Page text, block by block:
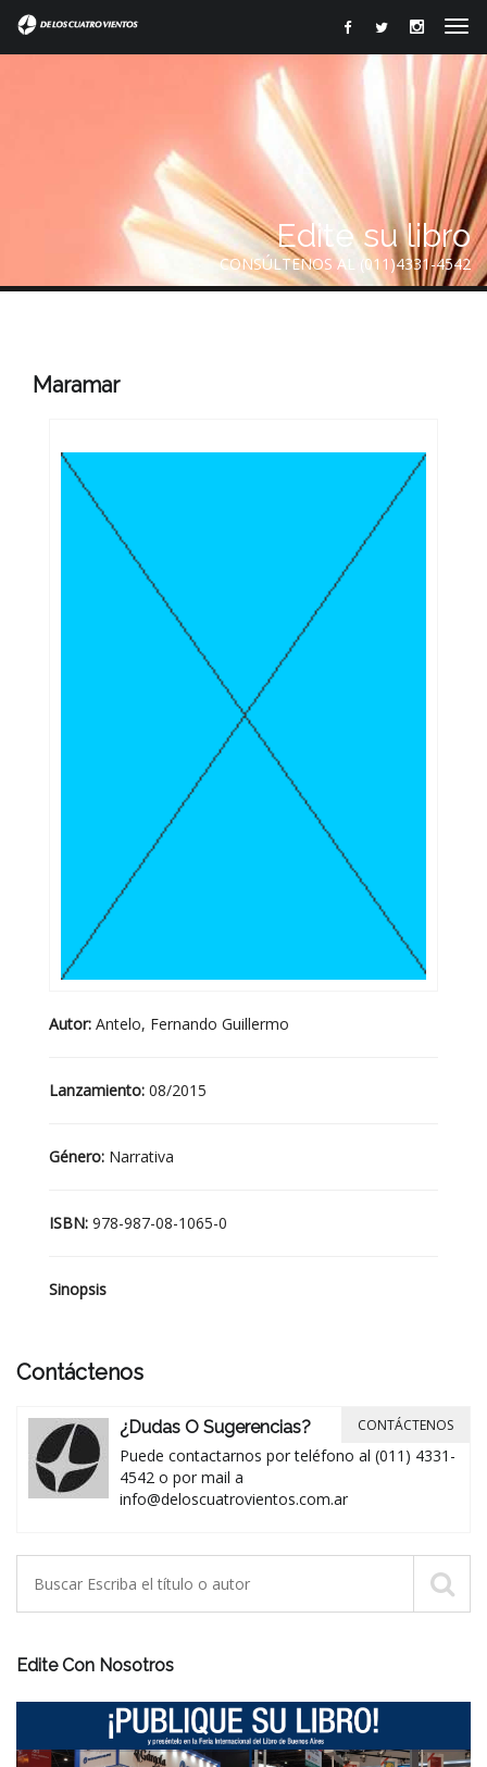
Edite su libro
CONSÚLTENOS AL (011)4331-4542
Maramar
Autor: Antelo, Fernando Guillermo
Lanzamiento: 08/2015
Género: Narrativa
ISBN: 978-987-08-1065-0
Sinopsis
Contáctenos
¿Dudas O Sugerencias?
Puede contactarnos por teléfono al (011) 4331-
4542 o por mail a
info@deloscuatrovientos.com.ar
CONTÁCTENOS
Edite Con Nosotros